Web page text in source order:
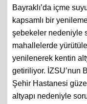
Bayraklı’da içme
kapsamlı bir
şebekeler nedeniyle
mahallelerde
yenilenerek kentin
getiriliyor. İZSU’nun
Şehir Hastanesi
altyapı nedeniyle